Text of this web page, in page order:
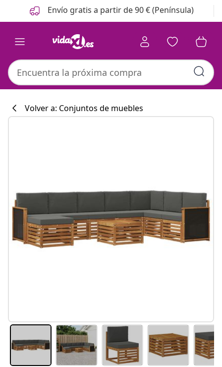
Anterior
Siguiente Envío gratis a partir de 90 € (Península)
#sharemevidaxl
Volver a: Conjuntos de muebles